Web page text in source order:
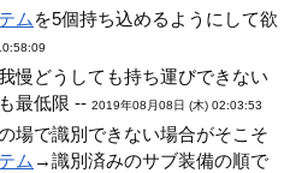
ム を5個持ち込めるようにして欲
慢どうしても持ち運びできない
最低限 --2019年08月08日 (木) 02:03:53
場で識別できない場合がそこそ
ム →識別済みのサブ装備の順で